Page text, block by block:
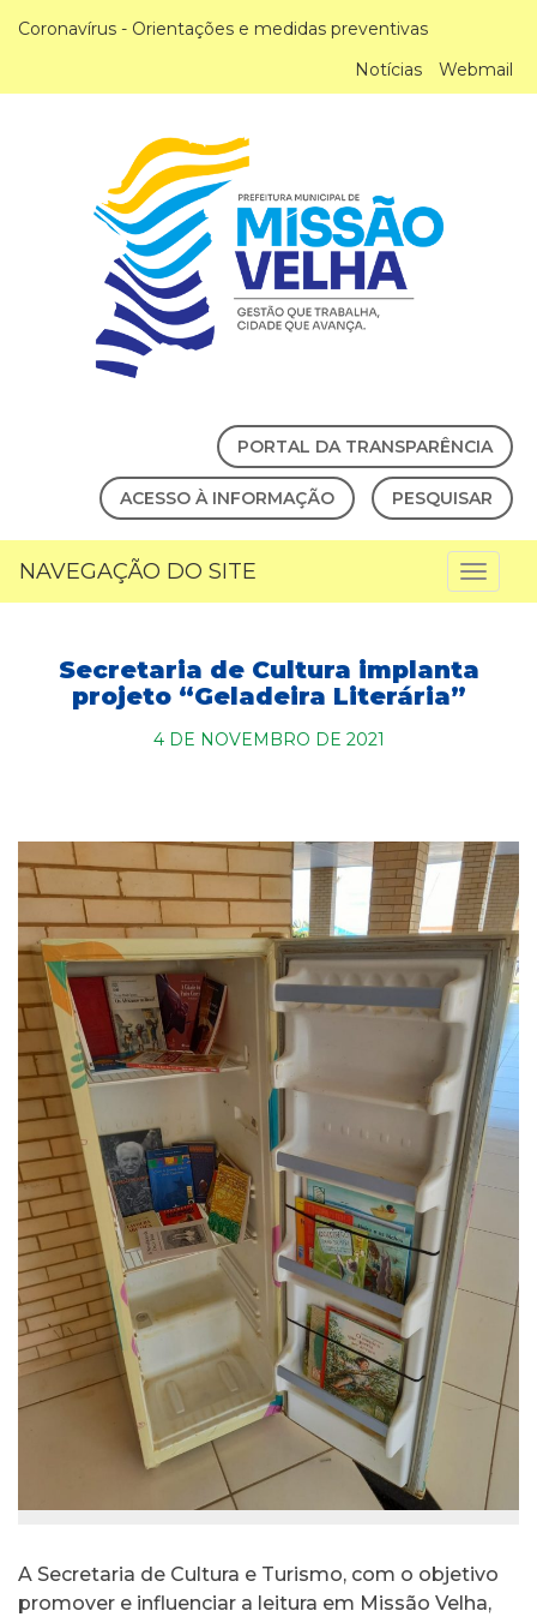
Coronavírus - Orientações e medidas preventivas
Notícias
Webmail
PORTAL DA TRANSPARÊNCIA
ACESSO À INFORMAÇÃO PESQUISAR
NAVEGAÇÃO DO SITE
Secretaria de Cultura implanta
projeto “Geladeira Literária”
4 DE NOVEMBRO DE 2021
A Secretaria de Cultura e Turismo, com o objetivo
promover e influenciar a leitura em Missão Velha,